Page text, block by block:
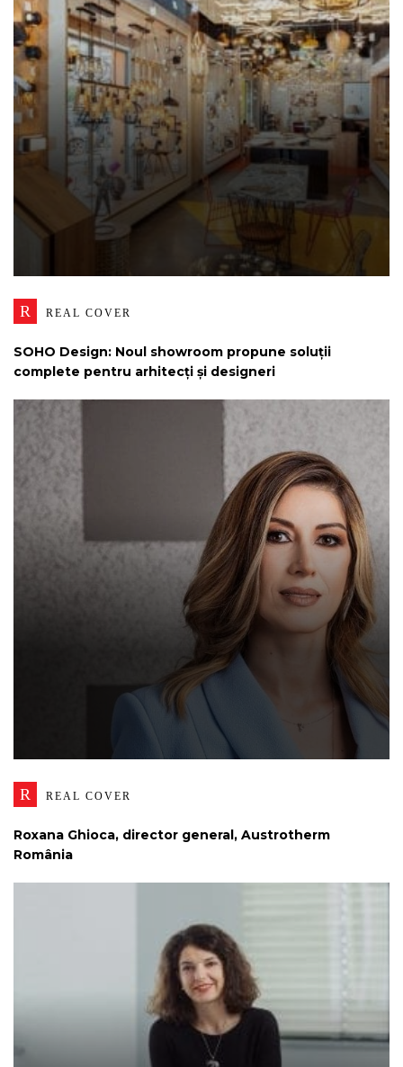
R REAL COVER
SOHO Design: Noul showroom propune soluții
complete pentru arhitecți și designeri
R REAL COVER
Roxana Ghioca, director general, Austrotherm
România